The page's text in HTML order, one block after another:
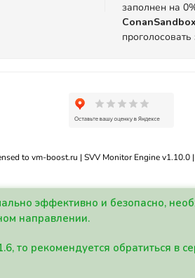
заполнен на
ConanSandbox
to vm-boost.ru | SVV Monitor Engine v1.10.0
эффективно и безопасно,
направлении.
то рекомендуется обратиться в